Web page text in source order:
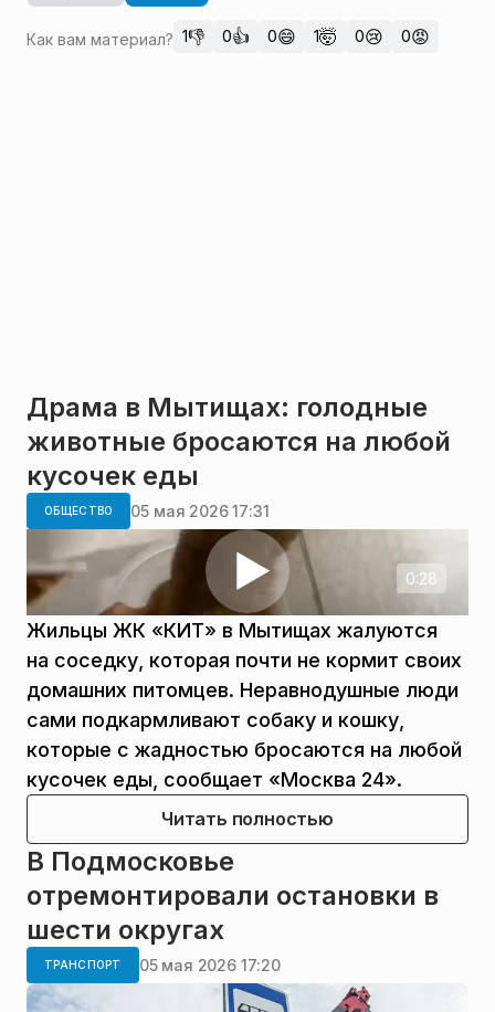
Как вам материал? 1👎 0👍 0😄 1🤯 0😢 0😡
Драма в Мытищах: голодные
животные бросаются на любой
кусочек еды
ОБЩЕСТВО 05 мая 2026 17:31
0:28
Жильцы ЖК «КИТ» в Мытищах жалуются
на соседку, которая почти не кормит своих
домашних питомцев. Неравнодушные люди
сами подкармливают собаку и кошку,
которые с жадностью бросаются на любой
кусочек еды, сообщает «Москва 24».
Читать полностью
В Подмосковье
отремонтировали остановки в
шести округах
ТРАНСПОРТ 05 мая 2026 17:20